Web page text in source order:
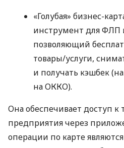
«Голубая» бизнес-
инструмент для ФЛП
позволяющий
товары/услуги,
и получать кэшбек
на ОККО).
Она обеспечивает доступ к
предприятия через
операции по карте